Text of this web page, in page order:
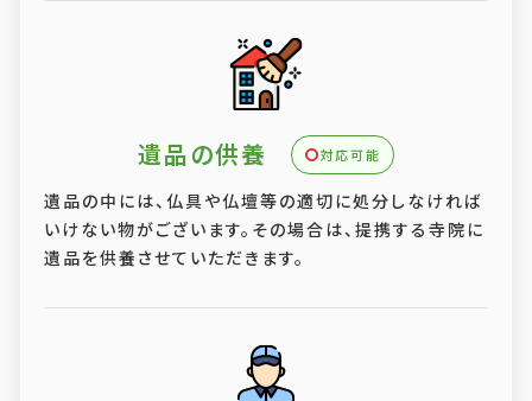
遺品の供養 対応可能
遺品の中には、仏具や仏壇等の適切に処分しなければ
いけない物がございます。その場合は、提携する寺院に
遺品を供養させていただきます。